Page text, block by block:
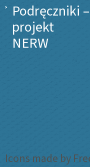
Podręczniki –
projekt
NERW
Icons made by